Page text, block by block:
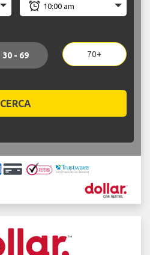
30 - 69 70+
CERCA